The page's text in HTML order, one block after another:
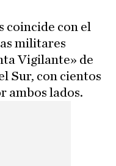
coincide con el
militares
Vigilante» de
Sur, con cientos
ambos lados.